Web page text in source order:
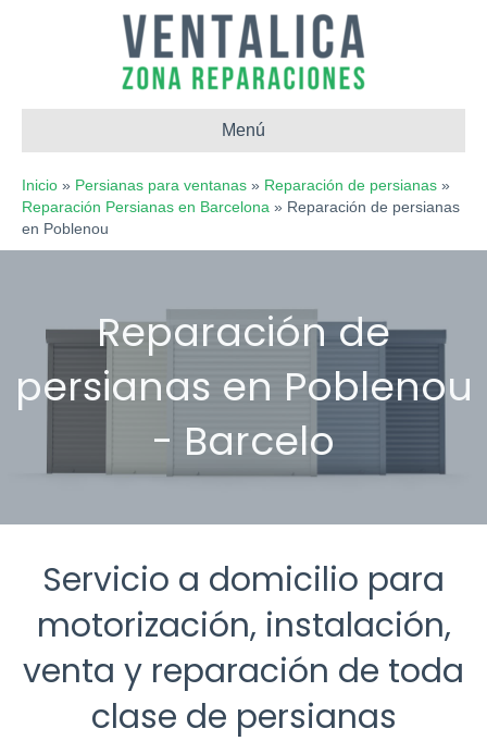
Menú
Inicio » Persianas para ventanas » Reparación de persianas »
Reparación Persianas en Barcelona » Reparación de persianas
en Poblenou
Servicio a domicilio para
motorización, instalación,
venta y reparación de toda
clase de persianas